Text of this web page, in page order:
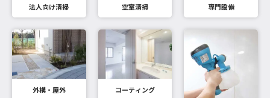
法人向け清掃 空室清掃 専門設備
外構・屋外 コーティング